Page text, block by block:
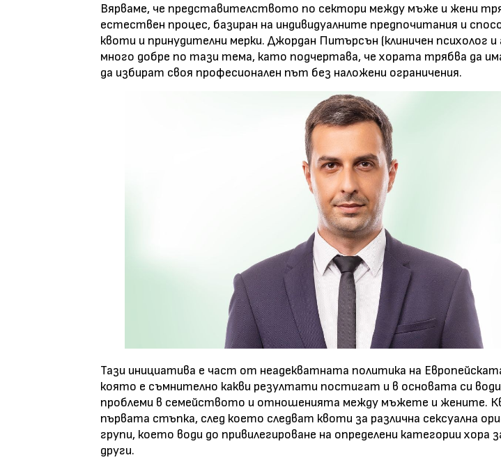
Вярваме, че представителството по сектори между мъже и жени
естествен процес, базиран на индивидуалните предпочитания и
квоти и принудителни мерки. Джордан Питърсън (клиничен психолог
много добре по тази тема, като подчертава, че хората трябва да
да избират своя професионален път без наложени ограничения.
Тази инициатива е част от неадекватната политика на
която е съмнително какви резултати постигат и в основата си
проблеми в семейството и отношенията между мъжете и жените.
първата стъпка, след което следват квоти за различна сексуална
групи, което води до привилегироване на определени категории хора
други.